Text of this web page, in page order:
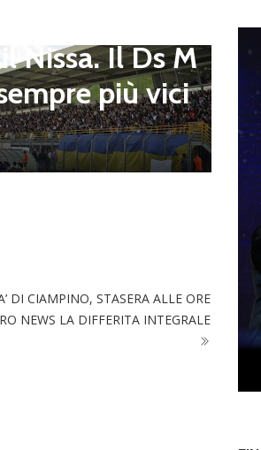
Nissa. Il Ds M
più vici
i
DI CIAMPINO, STASERA ALLE ORE
NEWS LA DIFFERITA INTEGRALE